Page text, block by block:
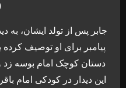
جابر پس از تولد ایشان، به
پیامبر برای او توصیف کرده
دستان کوچک امام بوسه زد و
این دیدار در کودکی امام